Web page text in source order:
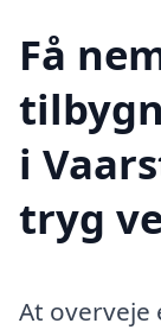
Få
i
tryg
At overveje